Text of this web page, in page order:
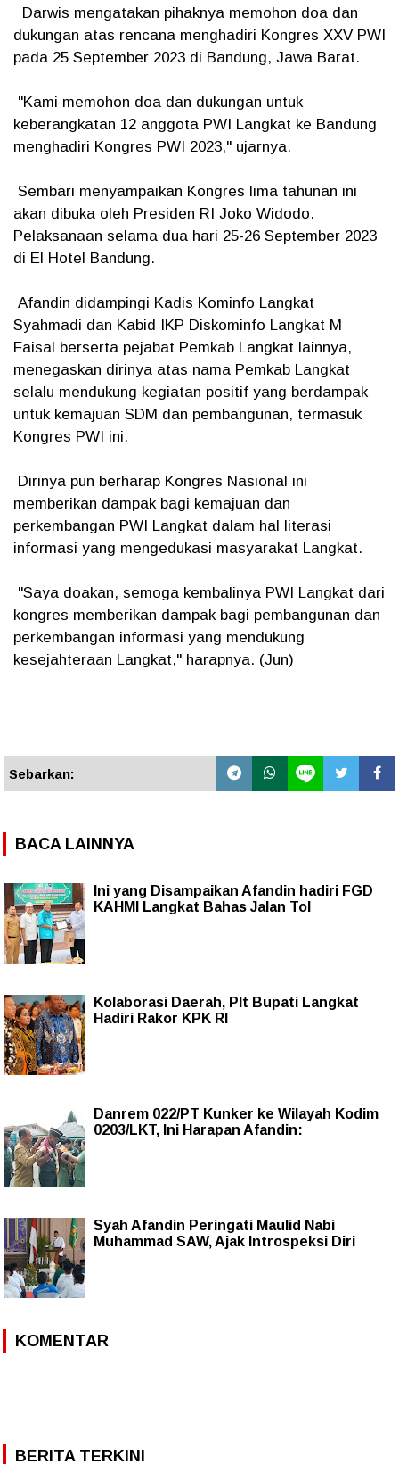
Darwis mengatakan pihaknya memohon doa dan
dukungan atas rencana menghadiri Kongres XXV PWI
pada 25 September 2023 di Bandung, Jawa Barat.
"Kami memohon doa dan dukungan untuk
keberangkatan 12 anggota PWI Langkat ke Bandung
menghadiri Kongres PWI 2023," ujarnya.
Sembari menyampaikan Kongres lima tahunan ini
akan dibuka oleh Presiden RI Joko Widodo.
Pelaksanaan selama dua hari 25-26 September 2023
di El Hotel Bandung.
Afandin didampingi Kadis Kominfo Langkat
Syahmadi dan Kabid IKP Diskominfo Langkat M
Faisal berserta pejabat Pemkab Langkat lainnya,
menegaskan dirinya atas nama Pemkab Langkat
selalu mendukung kegiatan positif yang berdampak
untuk kemajuan SDM dan pembangunan, termasuk
Kongres PWI ini.
Dirinya pun berharap Kongres Nasional ini
memberikan dampak bagi kemajuan dan
perkembangan PWI Langkat dalam hal literasi
informasi yang mengedukasi masyarakat Langkat.
"Saya doakan, semoga kembalinya PWI Langkat dari
kongres memberikan dampak bagi pembangunan dan
perkembangan informasi yang mendukung
kesejahteraan Langkat," harapnya. (Jun)
Sebarkan:
BACA LAINNYA
Ini yang Disampaikan Afandin hadiri FGD
KAHMI Langkat Bahas Jalan Tol
Kolaborasi Daerah, Plt Bupati Langkat
Hadiri Rakor KPK RI
Danrem 022/PT Kunker ke Wilayah Kodim
0203/LKT, Ini Harapan Afandin:
Syah Afandin Peringati Maulid Nabi
Muhammad SAW, Ajak Introspeksi Diri
KOMENTAR
BERITA TERKINI